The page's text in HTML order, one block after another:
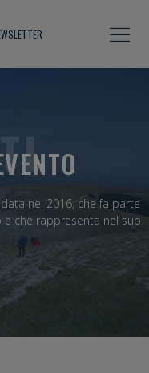
nel 2016, che fa parte
che rappresenta nel suo